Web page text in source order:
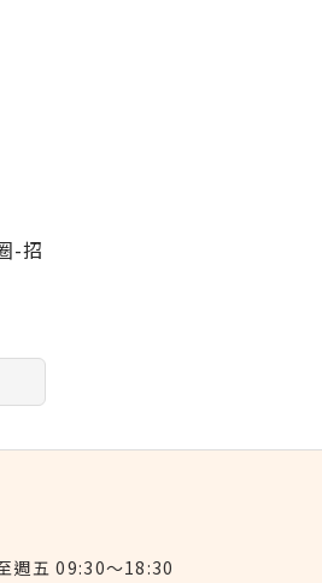
-招
週五 09:30～18:30